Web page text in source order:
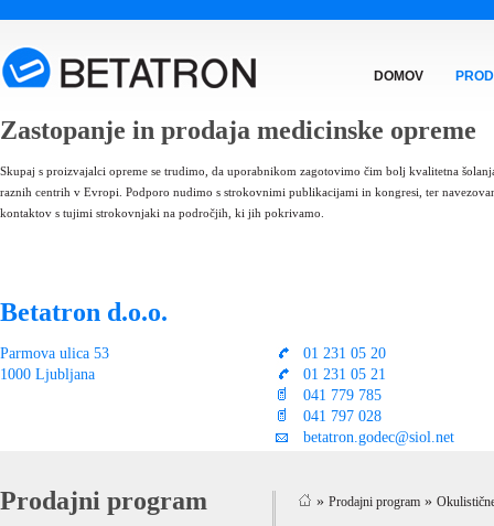
DOMOV
Zastopanje in prodaja medicinske opreme
Skupaj s proizvajalci opreme se trudimo, da uporabnikom zagotovimo čim bolj kvalitetna
raznih centrih v Evropi. Podporo nudimo s strokovnimi publikacijami in kongresi, ter
kontaktov s tujimi strokovnjaki na področjih, ki jih pokrivamo.
Betatron d.o.o.
Parmova ulica 53
1000 Ljubljana
01 231 05 20
01 231 05 21
041 779 785
041 797 028
betatron.godec@siol.net
Prodajni program » Prodajni program »